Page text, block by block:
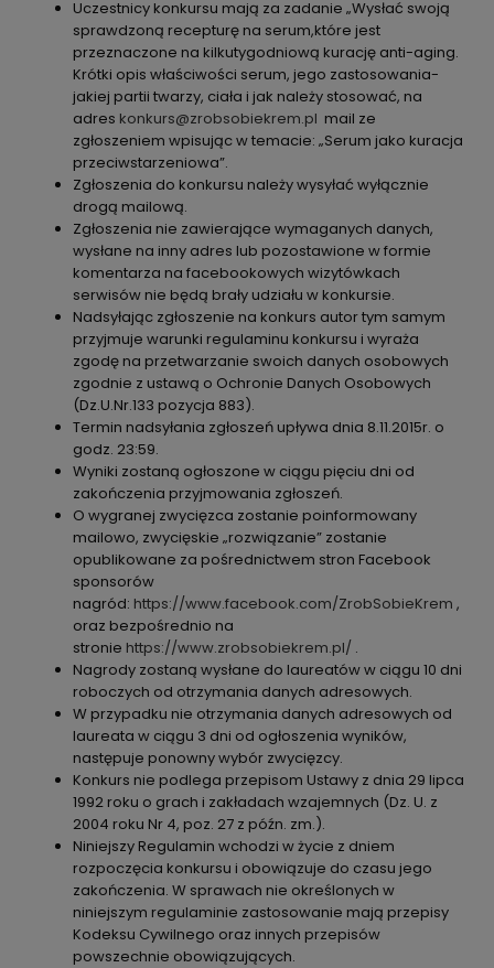
Uczestnicy konkursu mają za zadanie „Wysłać swoją
sprawdzoną recepturę na serum,które jest
przeznaczone na kilkutygodniową kurację anti-aging.
Krótki opis właściwości serum, jego zastosowania-
jakiej partii twarzy, ciała i jak należy stosować, na
adres konkurs@zrobsobiekrem.pl mail ze
zgłoszeniem wpisując w temacie: „Serum jako kuracja
przeciwstarzeniowa”.
Zgłoszenia do konkursu należy wysyłać wyłącznie
drogą mailową.
Zgłoszenia nie zawierające wymaganych danych,
wysłane na inny adres lub pozostawione w formie
komentarza na facebookowych wizytówkach
serwisów nie będą brały udziału w konkursie.
Nadsyłając zgłoszenie na konkurs autor tym samym
przyjmuje warunki regulaminu konkursu i wyraża
zgodę na przetwarzanie swoich danych osobowych
zgodnie z ustawą o Ochronie Danych Osobowych
(Dz.U.Nr.133 pozycja 883).
Termin nadsyłania zgłoszeń upływa dnia 8.11.2015r. o
godz. 23:59.
Wyniki zostaną ogłoszone w ciągu pięciu dni od
zakończenia przyjmowania zgłoszeń.
O wygranej zwycięzca zostanie poinformowany
mailowo, zwycięskie „rozwiązanie” zostanie
opublikowane za pośrednictwem stron Facebook
sponsorów
nagród: https://www.facebook.com/ZrobSobieKrem ,
oraz bezpośrednio na
stronie https://www.zrobsobiekrem.pl/ .
Nagrody zostaną wysłane do laureatów w ciągu 10 dni
roboczych od otrzymania danych adresowych.
W przypadku nie otrzymania danych adresowych od
laureata w ciągu 3 dni od ogłoszenia wyników,
następuje ponowny wybór zwycięzcy.
Konkurs nie podlega przepisom Ustawy z dnia 29 lipca
1992 roku o grach i zakładach wzajemnych (Dz. U. z
2004 roku Nr 4, poz. 27 z późn. zm.).
Niniejszy Regulamin wchodzi w życie z dniem
rozpoczęcia konkursu i obowiązuje do czasu jego
zakończenia. W sprawach nie określonych w
niniejszym regulaminie zastosowanie mają przepisy
Kodeksu Cywilnego oraz innych przepisów
powszechnie obowiązujących.